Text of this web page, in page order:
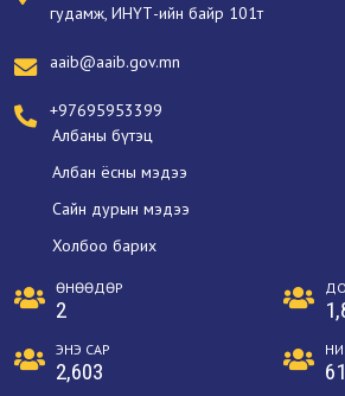
гудамж, ИНҮТ-ийн байр 101т
aaib@aaib.gov.mn
+97695953399
Албаны бүтэц
Албан ёсны мэдээ
Сайн дурын мэдээ
Холбоо барих
ӨНӨӨДӨР
2
ЭНЭ САР
2,603